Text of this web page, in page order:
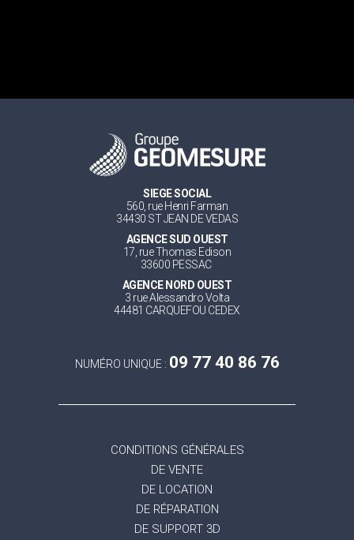
SIEGE SOCIAL
560, rue Henri Farman
34430 ST JEAN DE VEDAS
AGENCE SUD OUEST
17, rue Thomas Edison
33600 PESSAC
AGENCE NORD OUEST
3 rue Alessandro Volta
44481 CARQUEFOU CEDEX
NUMÉRO UNIQUE : 09 77 40 86 76
CONDITIONS GÉNÉRALES
DE VENTE
DE LOCATION
DE RÉPARATION
DE SUPPORT 3D